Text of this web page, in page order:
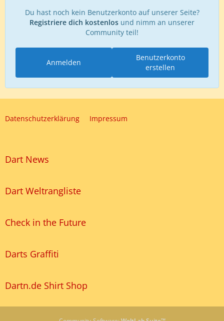
Du hast noch kein Benutzerkonto auf unserer Seite?
Registriere dich kostenlos und nimm an unserer
Community teil!
Benutzerkonto
erstellen
Anmelden
Datenschutzerklärung Impressum
Dart News
Dart Weltrangliste
Check in the Future
Darts Graffiti
Dartn.de Shirt Shop